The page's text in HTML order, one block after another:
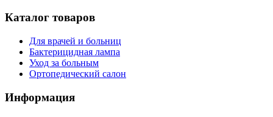
Каталог товаров
Для врачей и больниц
Бактерицидная лампа
Уход за больным
Ортопедический салон
Информация